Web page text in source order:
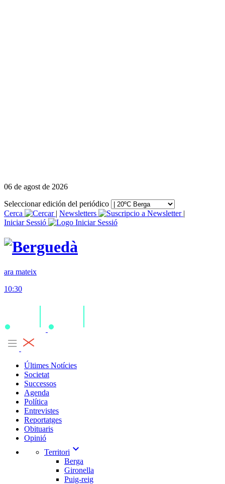
06 de agost de 2026
Seleccionar edición del periódico
Cerca
| Newsletters
|
Iniciar Sessió
ara mateix
10:30
Últimes Notícies
Societat
Successos
Agenda
Política
Entrevistes
Reportatges
Obituaris
Opinió
Territori expand_more
Berga
Gironella
Puig-reig